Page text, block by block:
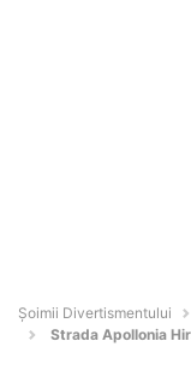
Şoimii Divertismentului
Strada Apollonia